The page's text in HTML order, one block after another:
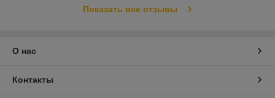
Показать все отзывы
О нас
Контакты